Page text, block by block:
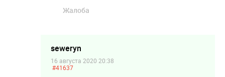
Жалоба
seweryn
16 августа 2020 20:38
#41637